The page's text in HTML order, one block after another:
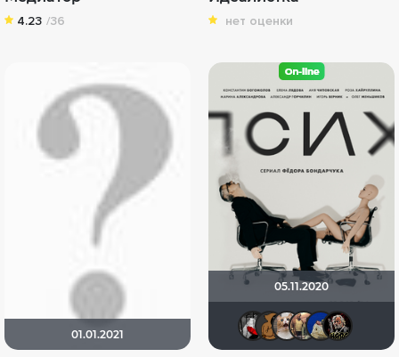
4.23 /36 нет оценки
01.01.2021
05.11.2020
Мышь
˙